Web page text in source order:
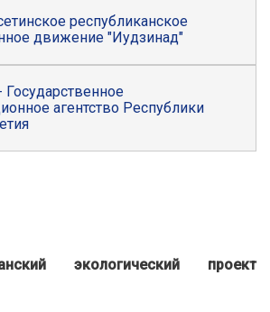
республиканское
движение "Иудзинад"
агентство Республики
экологический проект